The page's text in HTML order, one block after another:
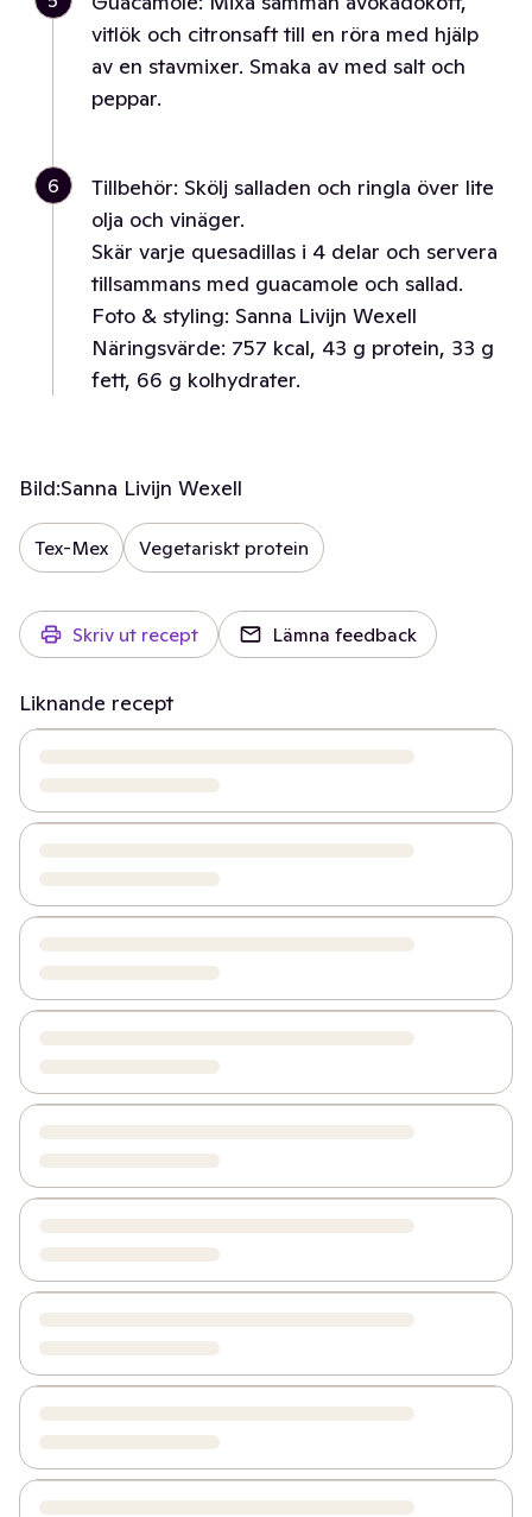
vitlök och citronsaft till en röra med hjälp
av en stavmixer. Smaka av med salt och
peppar.
6
Tillbehör: Skölj salladen och ringla över lite
olja och vinäger.
Skär varje quesadillas i 4 delar och servera
tillsammans med guacamole och sallad.
Foto & styling: Sanna Livijn Wexell
Näringsvärde: 757 kcal, 43 g protein, 33 g
fett, 66 g kolhydrater.
Bild:Sanna Livijn Wexell
Tex-Mex Vegetariskt protein
Skriv ut recept Lämna feedback
Liknande recept